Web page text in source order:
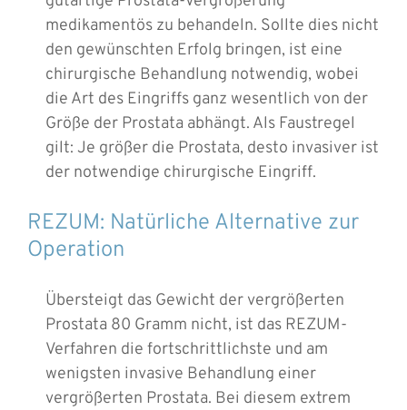
medikamentös zu behandeln. Sollte dies nicht
den gewünschten Erfolg bringen, ist eine
chirurgische Behandlung notwendig, wobei
die Art des Eingriffs ganz wesentlich von der
Größe der Prostata abhängt. Als Faustregel
gilt: Je größer die Prostata, desto invasiver ist
der notwendige chirurgische Eingriff.
REZUM: Natürliche Alternative zur
Operation
Übersteigt das Gewicht der vergrößerten
Prostata 80 Gramm nicht, ist das REZUM-
Verfahren die fortschrittlichste und am
wenigsten invasive Behandlung einer
vergrößerten Prostata. Bei diesem extrem